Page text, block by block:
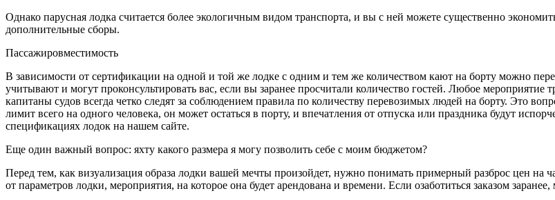
Однако парусная лодка считается более экологичным видом транспорта, и вы с ней можете существенно
дополнительные сборы.
Пассажировместимость
В зависимости от сертификации на одной и той же лодке с одним и тем же количеством кают на борту можно
учитывают и могут проконсультировать вас, если вы заранее просчитали количество гостей. Любое мероприятие
капитаны судов всегда четко следят за соблюдением правила по количеству перевозимых людей на борту. Это
лимит всего на одного человека, он может остаться в порту, и впечатления от отпуска или праздника будут
спецификациях лодок на нашем сайте.
Еще один важный вопрос: яхту какого размера я могу позволить себе с моим бюджетом?
Перед тем, как визуализация образа лодки вашей мечты произойдет, нужно понимать примерный разброс цен
от параметров лодки, мероприятия, на которое она будет арендована и времени. Если озаботиться заказом